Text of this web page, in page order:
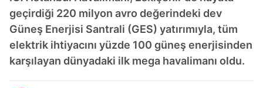
geçirdiği 220 milyon avro değerindeki dev
Güneş Enerjisi Santrali (GES) yatırımıyla, tüm
elektrik ihtiyacını yüzde 100 güneş enerjisinden
karşılayan dünyadaki ilk mega havalimanı oldu.